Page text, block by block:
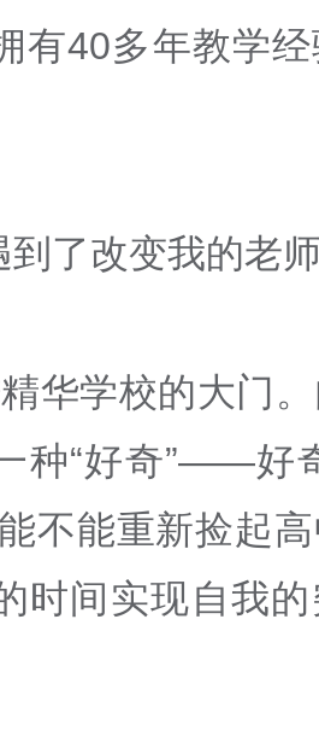
有40多年教学
了改变我的老
华学校的大门
种“好奇”——好
不能重新捡起
时间实现自我